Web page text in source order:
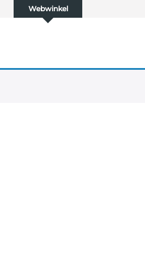
Webwinkel